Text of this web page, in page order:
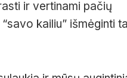
ir vertinami pačių
kailiu” išmėginti